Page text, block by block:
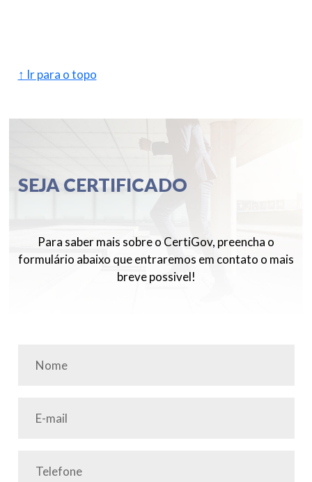
↑ Ir para o topo
SEJA CERTIFICADO
Para saber mais sobre o CertiGov, preencha o
formulário abaixo que entraremos em contato o mais
breve possivel!